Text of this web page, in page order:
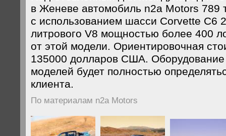
в Женеве автомобиль n2a Motors 789
с использованием шасси Corvette C6
литрового V8 мощностью более 400
от этой модели. Ориентировочная
135000 долларов США. Оборудование
моделей будет полностью
клиента.
По материалам n2a Motors